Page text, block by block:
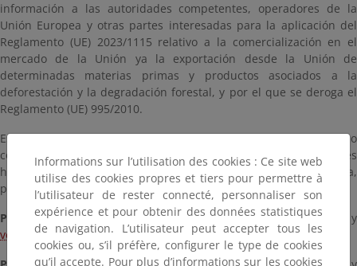
información a las autoridades competentes, operadores de la
Unión Europea y otras partes interesadas para la aplicación del
Reglamento (UE) 2023/1115 relativo a la comercialización en el
mercado de la Unión ya la exportación desde la Unión de
determinadas materias primas y productos asociados a la
deforestación y la degradación forestal, y por el que se deroga el
Reglamento (UE) 995/2010.
Estas preguntas frecuentes no son legalmente vinculantes y no
comprometen la responsabilidad de la Comisión. Las traducciones
han sido realizadas por el Ministerio por lo que, en caso de duda,
prevalece la versión en inglés.
Preguntas frecuentes - diciembre de 2023:versión original EN
y
versión traducida ES.
Informations sur l’utilisation des cookies : Ce site web
utilise des cookies propres et tiers pour permettre à
l’utilisateur de rester connecté, personnaliser son
expérience et pour obtenir des données statistiques
de navigation. L’utilisateur peut accepter tous les
cookies ou, s’il préfère, configurer le type de cookies
qu’il accepte. Pour plus d’informations sur les cookies